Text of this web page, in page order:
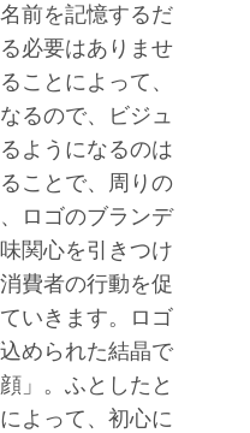
前を記憶するだ
必要はありませ
ことによって、
るので、ビジュ
ようになるのは
ことで、周りの
ロゴのブランデ
関心を引きつけ
費者の行動を促
いきます。ロゴ
められた結晶で
」。ふとしたと
よって、初心に